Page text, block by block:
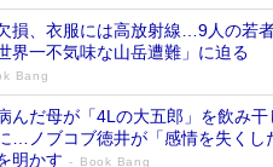
損、衣服には高放射線…9人の若
界一不気味な山岳遭難」に迫る
Bang
んだ母が「4Lの大五郎」を飲み干
…ノブコブ徳井が「感情を失くし
明かす
Book Bang